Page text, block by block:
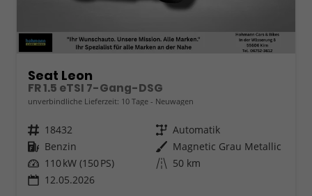
Seat Leon
FR 1.5 eTSI 7-Gang-DSG
unverbindliche Lieferzeit: 10 Tage Neuwagen
Fahrzeugnr. 18432 Getriebe Automatik
Kraftstoff Benzin Außenfarbe Magnetic Grau Metallic
Leistung 110 kW (150 PS) Kilometerstand 50 km
12.05.2026